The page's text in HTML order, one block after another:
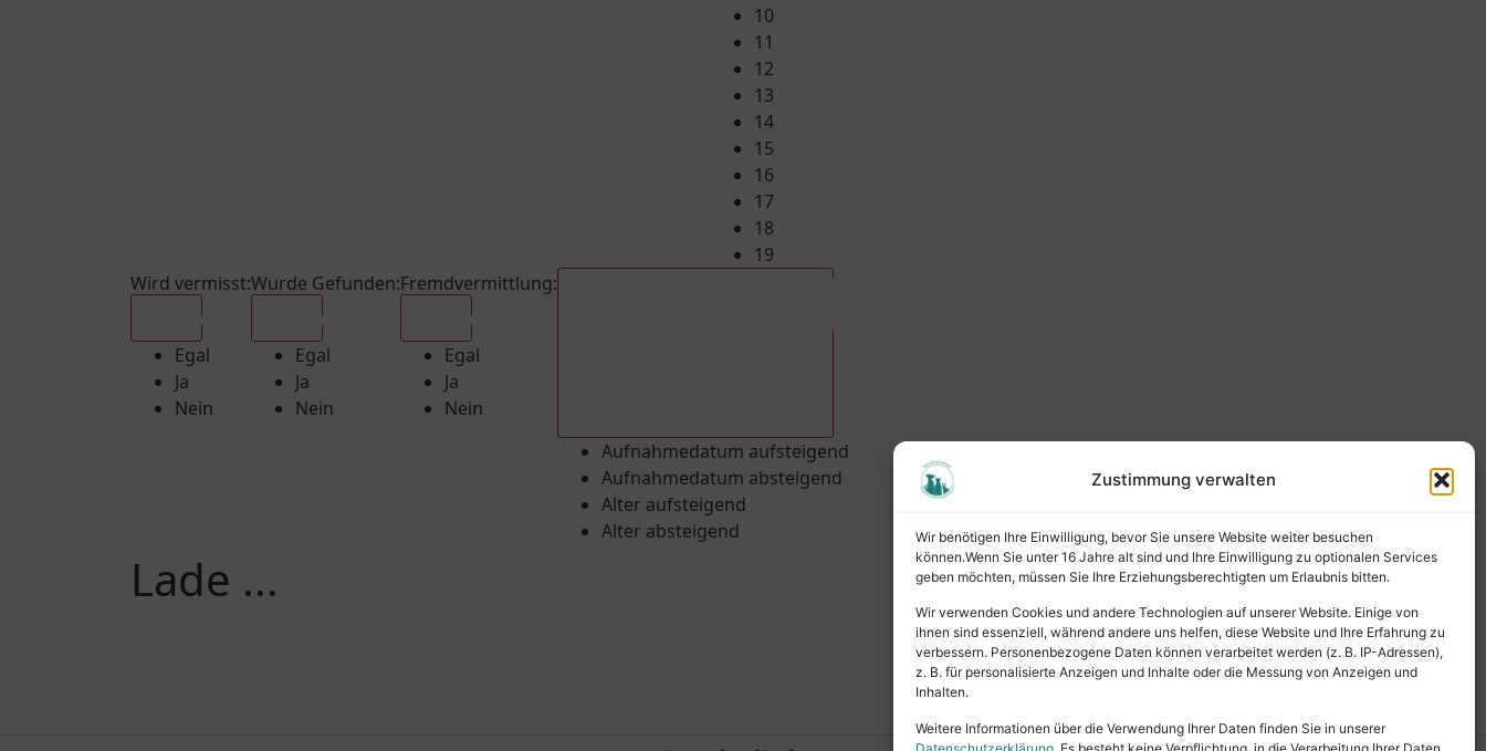
Zustimmung verwalten
Wir benötigen Ihre Einwilligung, bevor Sie unsere Website weiter besuchen
können.Wenn Sie unter 16 Jahre alt sind und Ihre Einwilligung zu optionalen Services
geben möchten, müssen Sie Ihre Erziehungsberechtigten um Erlaubnis bitten.
Wir verwenden Cookies und andere Technologien auf unserer Website. Einige von
ihnen sind essenziell, während andere uns helfen, diese Website und Ihre Erfahrung zu
verbessern. Personenbezogene Daten können verarbeitet werden (z. B. IP-Adressen),
z. B. für personalisierte Anzeigen und Inhalte oder die Messung von Anzeigen und
Inhalten.
Weitere Informationen über die Verwendung Ihrer Daten finden Sie in unserer
10
11
12
13
14
15
16
17
18
19
Wird vermisst:
Egal
Ja
Nein
Wurde Gefunden:
Egal
Ja
Nein
Fremdvermittlung:
Egal
Ja
Nein
Aufnahmedatum aufsteigend
Aufnahmedatum absteigend
Alter aufsteigend
Alter absteigend
Lade ...